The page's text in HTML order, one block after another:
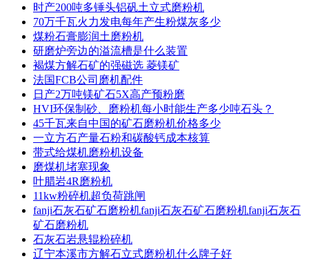
时产200吨多锤头铝矾土立式磨粉机
70万千瓦火力发电每年产生粉煤灰多少
煤粉石膏膨润土磨粉机
研磨炉旁边的溢流槽是什么装置
褐煤方解石矿的强磁选 菱镁矿
法国FCB公司磨机配件
日产2万吨镁矿石5X高产预粉磨
HVI环保制砂、磨粉机每小时能生产多少吨石头？
45千瓦来自中国的矿石磨粉机价格多少
一立方石产量石粉和碳酸钙成本核算
带式给煤机磨粉机设备
磨煤机堵塞现象
叶腊岩4R磨粉机
11kw粉碎机超负荷跳闸
fanji石灰石矿石磨粉机fanji石灰石矿石磨粉机fanji石灰石
矿石磨粉机
石灰石岩悬辊粉碎机
辽宁本溪市方解石立式磨粉机什么牌子好